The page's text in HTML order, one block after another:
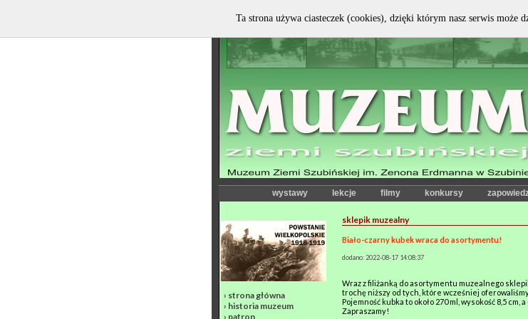
kontrast: czcionka:
wystawy lekcje filmy konkursy
› strona główna
› historia muzeum
› patron
sklepik muzealny
Biało-czarny kubek wraca do asortymentu!
dodano: 2022-08-17 14:08:37
Wraz z filiżanką do asortymentu muzealnego
trochę niższy od tych, które wcześniej
Pojemność kubka to około 270 ml, wysokość 8,5 cm, a
Zapraszamy!
Ta strona używa ciasteczek (cookies), dzięki którym nasz serwis może